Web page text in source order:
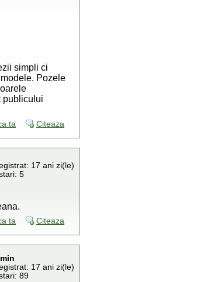
simpli ci
Pozele
publicului
ta Citeaza
17 ani zi(le)
5
ta Citeaza
17 ani zi(le)
89